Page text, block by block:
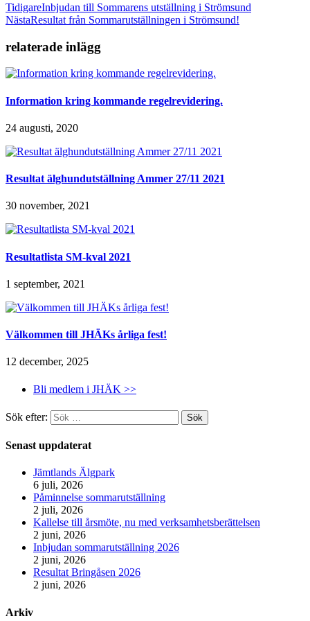
TidigareInbjudan till Sommarens utställning i Strömsund
NästaResultat från Sommarutställningen i Strömsund!
relaterade inlägg
Information kring kommande regelrevidering.
24 augusti, 2020
Resultat älghundutställning Ammer 27/11 2021
30 november, 2021
Resultatlista SM-kval 2021
1 september, 2021
Välkommen till JHÄKs årliga fest!
12 december, 2025
Bli medlem i JHÄK >>
Sök efter:
Senast uppdaterat
Jämtlands Älgpark
6 juli, 2026
Påminnelse sommarutställning
2 juli, 2026
Kallelse till årsmöte, nu med verksamhetsberättelsen
2 juni, 2026
Inbjudan sommarutställning 2026
2 juni, 2026
Resultat Bringåsen 2026
2 juni, 2026
Arkiv